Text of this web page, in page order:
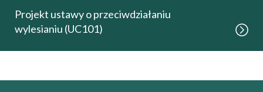
Projekt ustawy o przeciwdziałaniu
wylesianiu (UC101)